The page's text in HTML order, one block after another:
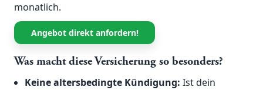
monatlich.
Angebot direkt anfordern!
Was macht diese Versicherung so besonders?
Keine altersbedingte Kündigung: Ist dein